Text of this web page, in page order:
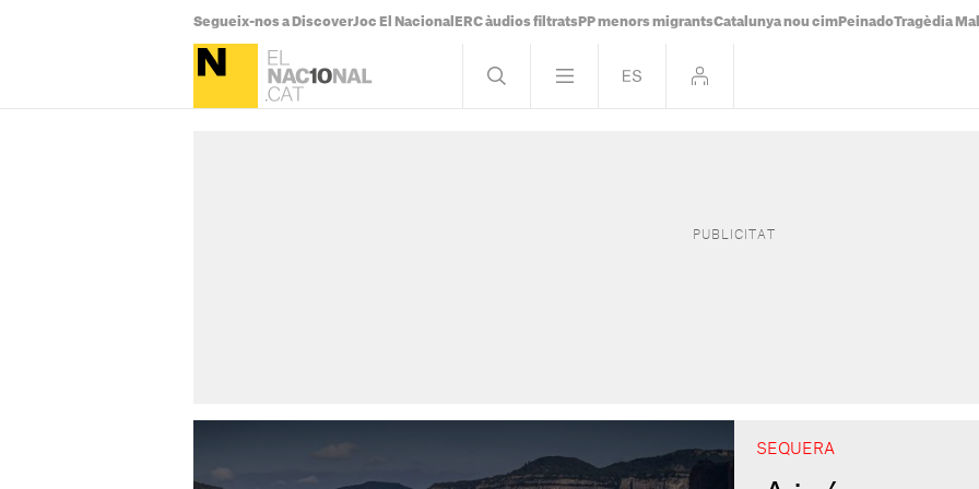
Segueix-nos a DiscoverJoc El Nacional ERC àudios filtrats PP menors migrantsCatalunya nou cim PeinadoTragèdia
SEQUERA